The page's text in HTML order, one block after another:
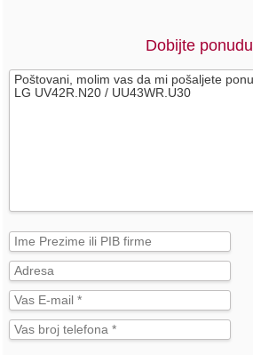
Dobijte ponudu